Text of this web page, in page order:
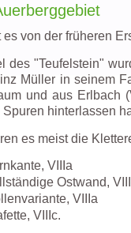
von der früheren
des "Teufelstein"
Müller in seinem
und aus Erlbach
hinterlassen
es meist die
VIIIa
Ostwand,
VIIIa
VIIIc.